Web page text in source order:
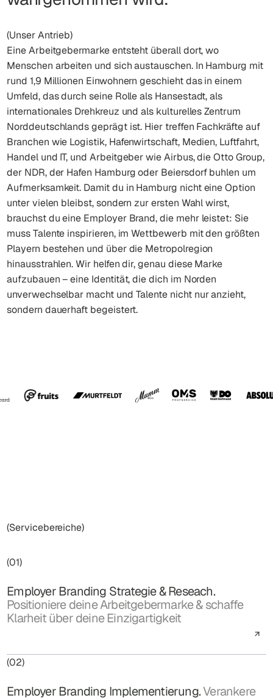
(Unser Antrieb)
Eine Arbeitgebermarke entsteht überall dort, wo
Menschen arbeiten und sich austauschen. In Hamburg mit
rund 1,9 Millionen Einwohnern geschieht das in einem
Umfeld, das durch seine Rolle als Hansestadt, als
internationales Drehkreuz und als kulturelles Zentrum
Norddeutschlands geprägt ist. Hier treffen Fachkräfte auf
Branchen wie Logistik, Hafenwirtschaft, Medien, Luftfahrt,
Handel und IT, und Arbeitgeber wie Airbus, die Otto Group,
der NDR, der Hafen Hamburg oder Beiersdorf buhlen um
Aufmerksamkeit. Damit du in Hamburg nicht eine Option
unter vielen bleibst, sondern zur ersten Wahl wirst,
brauchst du eine Employer Brand, die mehr leistet: Sie
muss Talente inspirieren, im Wettbewerb mit den größten
Playern bestehen und über die Metropolregion
hinausstrahlen. Wir helfen dir, genau diese Marke
aufzubauen – eine Identität, die dich im Norden
unverwechselbar macht und Talente nicht nur anzieht,
sondern dauerhaft begeistert.
(Servicebereiche)
(01)
Employer Branding Strategie & Reseach.
Positioniere deine Arbeitgebermarke & schaffe
Klarheit über deine Einzigartigkeit
(02)
Employer Branding Implementierung.Verankere